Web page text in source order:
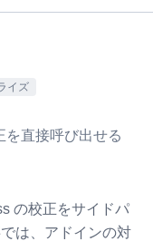
イズ
を直接呼び出せる
の校正をサイドパ
は、アドインの対